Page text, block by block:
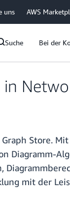
uns AWS
Suche Bei der
Store.
Diagramm-
mit der